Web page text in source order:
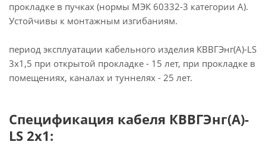
прокладке в пучках (нормы МЭК 60332-3 категории А).
Устойчивы к монтажным изгибаниям.
период эксплуатации кабельного изделия КВВГЭнг(А)-LS
3х1,5 при открытой прокладке - 15 лет, при прокладке в
помещениях, каналах и туннелях - 25 лет.
Спецификация кабеля КВВГЭнг(А)-
LS 2х1: